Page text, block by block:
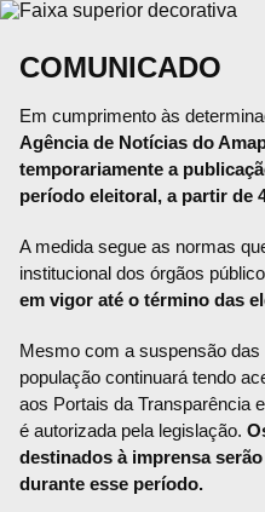
COMUNICADO
Em cumprimento às
Agência de Notícias do
temporariamente a
período eleitoral, a partir de
A medida segue as normas
institucional dos órgãos
em vigor até o término das
Mesmo com a suspensão
população continuará tendo
aos Portais da Transparência
é autorizada pela legislação.
destinados à imprensa
durante esse período.